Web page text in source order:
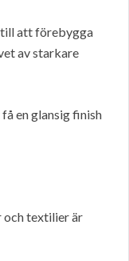
till att förebygga
av starkare
en glansig finish
och textilier är